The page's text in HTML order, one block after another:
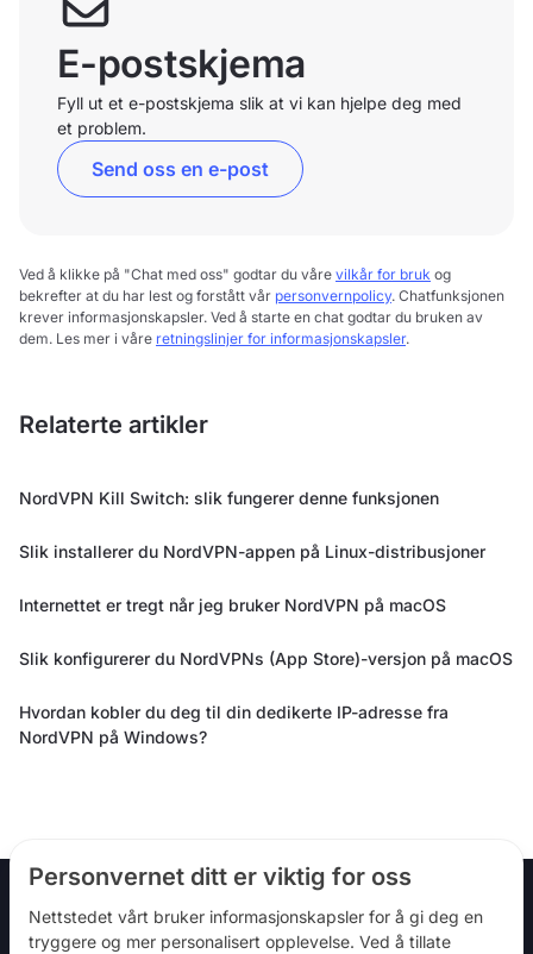
Personvernet ditt er viktig for oss
Nettstedet vårt bruker informasjonskapsler for å gi deg en
tryggere og mer personalisert opplevelse. Ved å tillate
E-postskjema
Fyll ut et e-postskjema slik at vi kan hjelpe deg med
et problem.
Send oss en e-post
Ved å klikke på "Chat med oss" godtar du våre vilkår for bruk og
bekrefter at du har lest og forstått vår personvernpolicy. Chatfunksjonen
krever informasjonskapsler. Ved å starte en chat godtar du bruken av
dem. Les mer i våre retningslinjer for informasjonskapsler.
Relaterte artikler
NordVPN Kill Switch: slik fungerer denne funksjonen
Slik installerer du NordVPN-appen på Linux-distribusjoner
Internettet er tregt når jeg bruker NordVPN på macOS
Slik konfigurerer du NordVPNs (App Store)-versjon på macOS
Hvordan kobler du deg til din dedikerte IP-adresse fra
NordVPN på Windows?